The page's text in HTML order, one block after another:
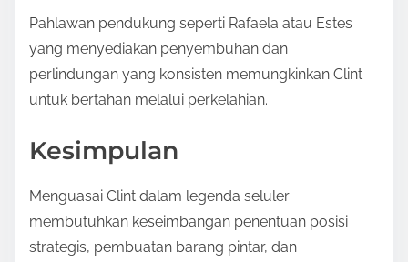
Pahlawan pendukung seperti Rafaela atau Estes
yang menyediakan penyembuhan dan
perlindungan yang konsisten memungkinkan Clint
untuk bertahan melalui perkelahian.
Kesimpulan
Menguasai Clint dalam legenda seluler
membutuhkan keseimbangan penentuan posisi
strategis, pembuatan barang pintar, dan